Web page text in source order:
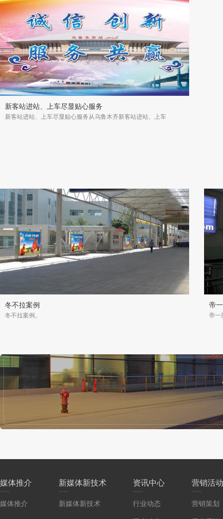
新客站进站、上车尽显贴心服务
新客站进站、上车尽显贴心服务从乌鲁木齐新客站进站、上车
冬不拉案例
冬不拉案例。
帝
帝一
媒体推介
媒体推介
新媒体新技术
新媒体新技术
资讯中心
行业动态
营销活动
营销策划